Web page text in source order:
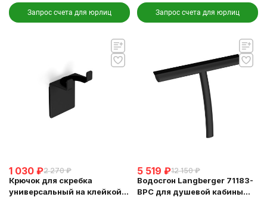
Запрос счета для юрлиц Запрос счета для юрлиц
1 030 ₽2 270 ₽
Крючок для скребка
универсальный на клейкой
5 519 ₽12 150 ₽
Водосгон Langberger 71183-
BPC для душевой кабины